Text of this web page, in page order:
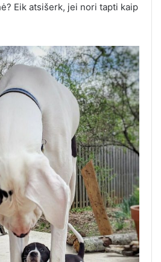
Eik atsišerk, jei nori tapti kaip